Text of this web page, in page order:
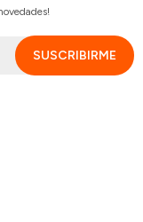
SUSCRIBIRME